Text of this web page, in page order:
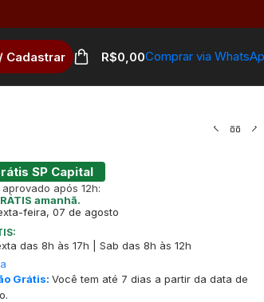
Cadastrar R$0,00Comprar via
SP Capital
após 12h:
amanhã.
feira, 07 de agosto
das 8h às 17h | Sab das 8h às 12h
Grátis: Você tem até 7 dias a partir da data de